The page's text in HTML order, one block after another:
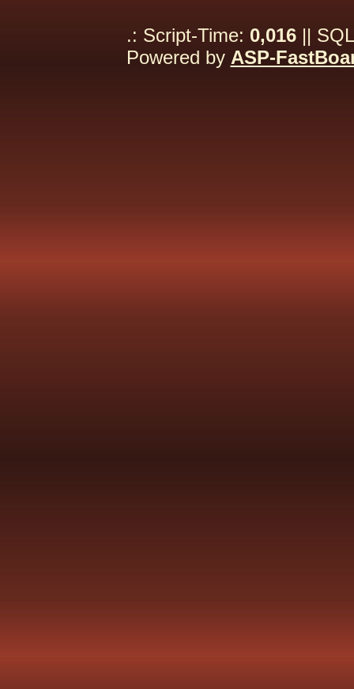
.: Script-Time: 0,016||
Powered by ASP-